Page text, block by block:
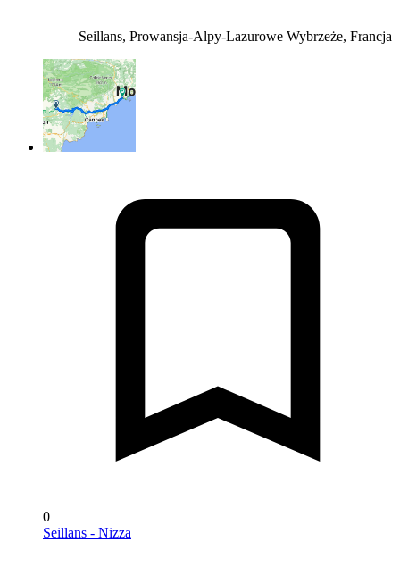
Seillans, Prowansja-Alpy-Lazurowe Wybrzeże, Francja
0
Seillans - Nizza